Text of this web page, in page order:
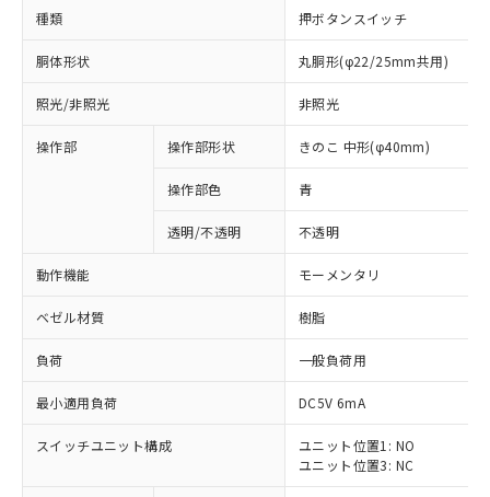
種類 押ボタンスイッチ
胴体形状 丸胴形(φ22/25mm共用)
照光/非照光 非照光
操作部 操作部形状 きのこ 中形(φ40mm)
操作部色 青
透明/不透明 不透明
動作機能 モーメンタリ
ベゼル材質 樹脂
負荷 一般負荷用
最小適用負荷 DC5V 6mA
スイッチユニット構成
ユニット位置1: NO
ユニット位置3: NC